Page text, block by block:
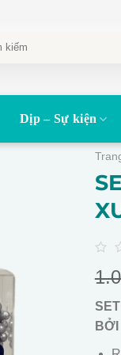
Dịp – Sự kiện
5
BỞI